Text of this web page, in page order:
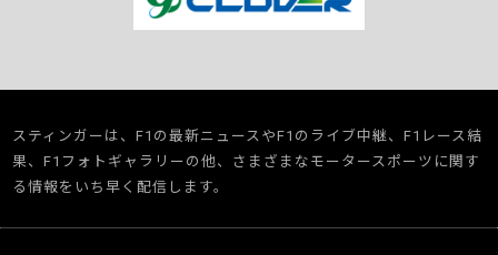
スティンガーは、F1の最新ニュースやF1のライブ中継、F1レース結
果、F1フォトギャラリーの他、さまざまなモータースポーツに関す
る情報をいち早く配信します。